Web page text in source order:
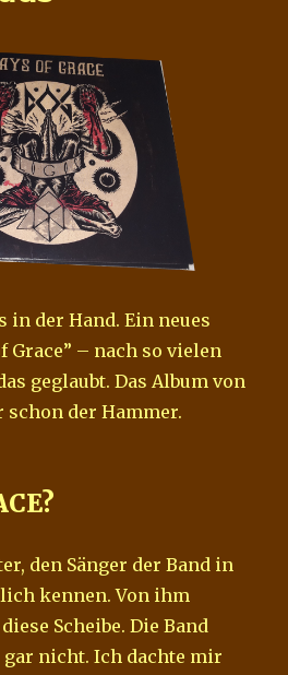
in der Hand. Ein neues
Grace” – nach so vielen
geglaubt. Das Album von
schon der Hammer.
den Sänger der Band in
kennen. Von ihm
Scheibe. Die Band
nicht. Ich dachte mir